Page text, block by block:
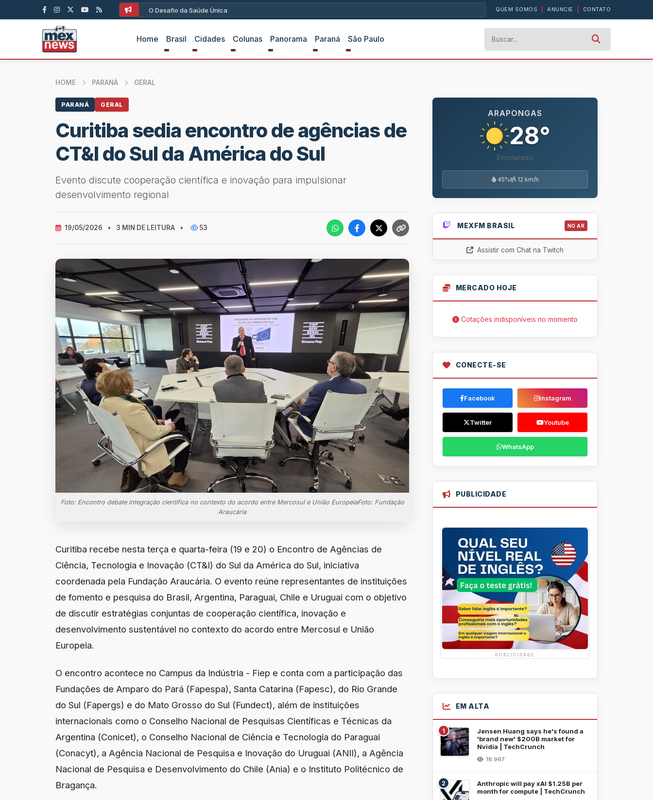
O Desafio da Saúde Única QUEM SOMOS ANUNCIE CONTATO
Home Brasil Cidades Colunas Panorama Paraná São Paulo
HOME PARANÁ GERAL
PARANÁ GERAL
Curitiba sedia encontro de agências de
CT&I do Sul da América do Sul
Evento discute cooperação científica e inovação para impulsionar
desenvolvimento regional
19/05/2026 • 3 MIN DE LEITURA • 53
Foto: Encontro debate integração científica no contexto do acordo entre Mercosul e União EuropeiaFoto: Fundação
Araucária
Curitiba recebe nesta terça e quarta-feira (19 e 20) o Encontro de Agências de
Ciência, Tecnologia e Inovação (CT&I) do Sul da América do Sul, iniciativa
coordenada pela Fundação Araucária. O evento reúne representantes de instituições
de fomento e pesquisa do Brasil, Argentina, Paraguai, Chile e Uruguai com o objetivo
de discutir estratégias conjuntas de cooperação científica, inovação e
desenvolvimento sustentável no contexto do acordo entre Mercosul e União
Europeia.
O encontro acontece no Campus da Indústria - Fiep e conta com a participação das
Fundações de Amparo do Pará (Fapespa), Santa Catarina (Fapesc), do Rio Grande
do Sul (Fapergs) e do Mato Grosso do Sul (Fundect), além de instituições
internacionais como o Conselho Nacional de Pesquisas Científicas e Técnicas da
Argentina (Conicet), o Conselho Nacional de Ciência e Tecnologia do Paraguai
(Conacyt), a Agência Nacional de Pesquisa e Inovação do Uruguai (ANII), a Agência
Nacional de Pesquisa e Desenvolvimento do Chile (Ania) e o Instituto Politécnico de
Bragança.
ARAPONGAS
28°
Ensolarado
45% 12 km/h
MEXFM BRASIL NO AR
Assistir com Chat na Twitch
MERCADO HOJE
Cotações indisponíveis no momento
CONECTE-SE
Facebook Instagram
Twitter Youtube
WhatsApp
PUBLICIDADE
PUBLICIDADE
EM ALTA
1
Jensen Huang says he's found a
'brand new' $200B market for
Nvidia | TechCrunch
18.967
2
Anthropic will pay xAI $1.25B per
month for compute | TechCrunch